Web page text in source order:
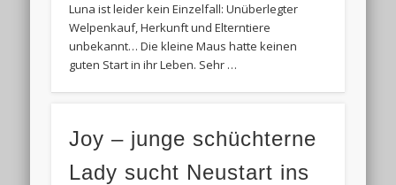
Luna ist leider kein Einzelfall: Unüberlegter
Welpenkauf, Herkunft und Elterntiere
unbekannt… Die kleine Maus hatte keinen
guten Start in ihr Leben. Sehr …
Joy – junge schüchterne
Lady sucht Neustart ins